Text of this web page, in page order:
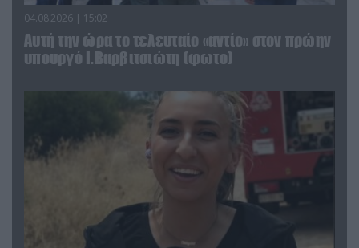
04.08.2026 | 15:02
Αυτή την ώρα το τελευταίο «αντίο» στον πρώην
υπουργό Ι.Βαρβιτσιώτη (φωτο)